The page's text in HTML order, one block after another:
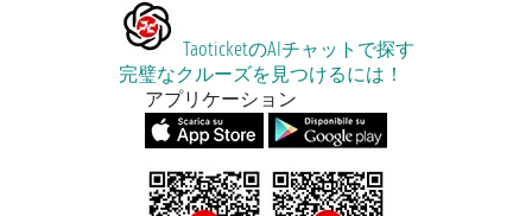
TaoticketのAIチャットで探す
完璧なクルーズを見つけるには！
アプリケーション